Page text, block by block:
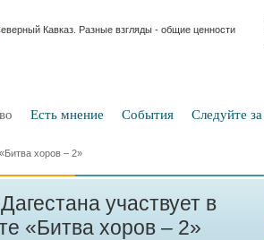
Есть мнение События Следуйте
хоров – 2»
участвует в
«Битва хоров – 2»